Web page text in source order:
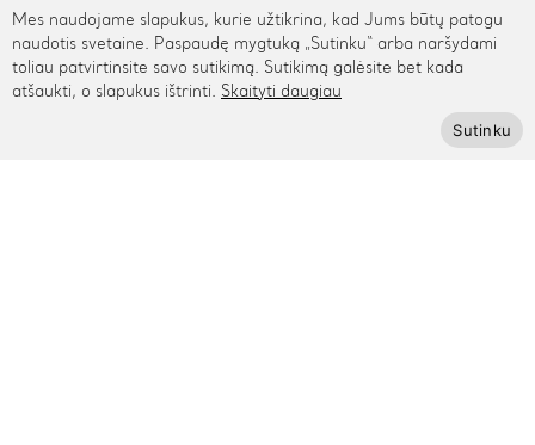
Prenumeruokite Cinamonn naujienlaiškį
Mes naudojame slapukus, kurie užtikrina, kad Jums būtų patogu
naudotis svetaine. Paspaudę mygtuką „Sutinku“ arba naršydami
toliau patvirtinsite savo sutikimą. Sutikimą galėsite bet kada
atšaukti, o slapukus ištrinti. Skaityti daugiau
Sutinku